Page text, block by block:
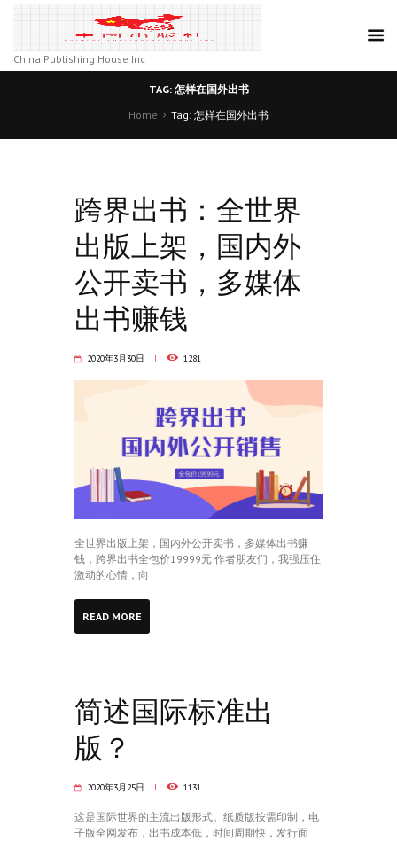
China Publishing House Inc
TAG: 怎样在国外出书
Home
Tag: 怎样在国外出书
跨界出书：全世界
出版上架，国内外
公开卖书，多媒体
出书赚钱
2020年3月30日 1281
全世界出版上架，国内外公开卖书，多媒体出书赚
钱，跨界出书全包价19999元 作者朋友们，我强压住
激动的心情，向
READ MORE
简述国际标准出
版？
2020年3月25日 1131
这是国际世界的主流出版形式。纸质版按需印制，电
子版全网发布，出书成本低，时间周期快，发行面